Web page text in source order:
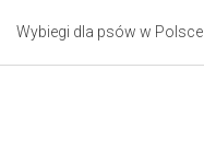
Wybiegi dla psów w Polsce